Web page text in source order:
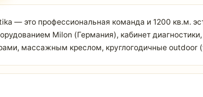
— это профессиональная команда и 1200 кв.м.
Milon (Германия), кабинет
массажным креслом, круглогодичные outdoor